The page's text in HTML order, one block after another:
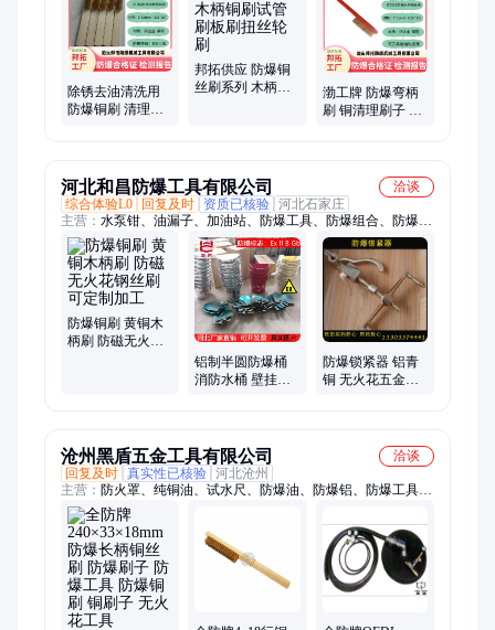
刀、防爆开桶器、防爆拔轮器及耙子、钢制敲击开口扳手、铝制
油桶、钛合金工具、无磁排爆工具组套
除锈去油清洗用
防爆铜刷 清理刷
邦拓供应 防爆铜
丝刷系列 木柄铜
渤工牌 防爆弯柄
刷 铜清理刷子 硬
河北和昌防爆工具有限公司
洽谈
综合体验L0
回复及时 资质已核验 河北石家庄
主营： 水泵钳、油漏子、加油站、防爆工具、防爆组合、防爆f
扳手、防爆28件套、防爆铜斧子、防爆安全斧、防爆剥线钳、防
爆活扳手、管子钳、铜锤子、螺丝刀、梅花扳手、阀门扳手、消
防铝锹、黄铜紫铜、堵漏工具、套筒扳手、梅两用扳手、不带齿
耙子、切药材铜刀、敲击呆扳手、工具活扳手
防爆铜刷 黄铜木
柄刷 防磁无火花
铝制半圆防爆桶
消防水桶 壁挂式
防爆锁紧器 铝青
铜 无火花五金工
沧州黑盾五金工具有限公司
洽谈
回复及时 真实性已核验 河北沧州
主营： 防火罩、纯铜油、试水尺、防爆油、防爆铝、防爆工具、
吸油毡、堵漏器、油抽子、消防锹、下水道、平铲子、跨接线、
堵漏带、油提子、手锯架、断线钳、加油站、铁皮剪、铜铲刀、
防火帽、连接片、小油壶、削皮刀、泥抹子